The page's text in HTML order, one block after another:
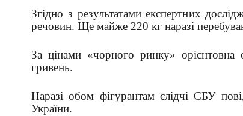
Згідно з результатами експертних
речовин. Ще майже 220 кг наразі
За цінами «чорного ринку» орієнтовна
гривень.
Наразі обом фігурантам слідчі СБУ
України.